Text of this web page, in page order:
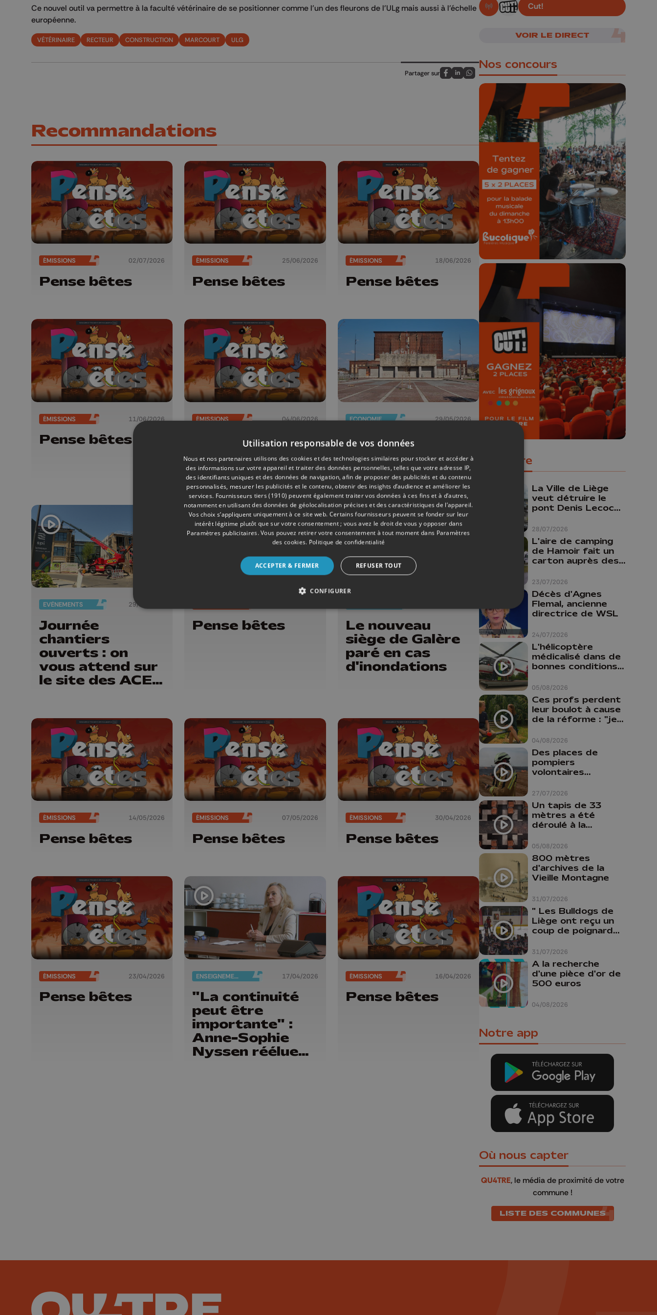
Ce nouvel outil va permettre à la faculté vétérinaire de se positionner comme l'un des fleurons de l'ULg mais aussi à l'échelle
européenne.
VÉTÉRINAIRE RECTEUR CONSTRUCTION MARCOURT ULG
Partager sur
Partagez sur FaceBook
Partagez sur LinkedIn
Partagez sur Whatsapp
Recommandations
ÉMISSIONS 02/07/2026
Pense bêtes
ÉMISSIONS 25/06/2026
Pense bêtes
ÉMISSIONS 18/06/2026
Pense bêtes
ÉMISSIONS 11/06/2026
Pense bêtes
ÉMISSIONS 04/06/2026
Pense bêtes
ECONOMIE 29/05/2026
La patinoire de
Liège n'est plus
à vendre
EVÈNEMENTS 29/05/2026
Journée
chantiers
ouverts : on
vous attend sur
le site des ACEC
Pense bêtes
Le nouveau
siège de Galère
paré en cas
d'inondations
ÉMISSIONS 14/05/2026
Pense bêtes
ÉMISSIONS 07/05/2026
Pense bêtes
ÉMISSIONS 30/04/2026
Pense bêtes
ÉMISSIONS 23/04/2026
Pense bêtes
ENSEIGNEMENT 17/04/2026
"La continuité
peut être
importante" :
Anne-Sophie
Nyssen réélue
ÉMISSIONS 16/04/2026
Pense bêtes
En live!
Cut!
VOIR LE DIRECT
Nos concours
🎁 Gagnez 5x2
places pour le
Bucolique Ferrières
Festival 🌿🎶
Concours valable jusqu'au 9 août,
23h59.
🎬 Concours CUT x
Les Grignoux ✨
Concours permanent - 2 places à
gagner chaque semaine !
Populaire
28/07/2026
La Ville de Liège
veut détruire le
pont Denis Lecocq
budget pour le
faire
23/07/2026
L'aire de camping
de Hamoir fait un
carton auprès des
24/07/2026
Décès d'Agnes
Flemal, ancienne
directrice de WSL
05/08/2026
L'hélicoptère
médicalisé dans de
bonnes conditions à
04/08/2026
Ces profs perdent
leur boulot à cause
de la réforme : "je
comme prof que
comme
pharmacienne"
27/07/2026
Des places de
pompiers
volontaires
province de Liège :
"Un citoyen qui
n'est formé ne
peut pas nous
aider"
05/08/2026
Un tapis de 33
mètres a été
déroulé à la
Liège
31/07/2026
800 mètres
d'archives de la
Vieille Montagne
31/07/2026
" Les Bulldogs de
Liège ont reçu un
coup de poignard
04/08/2026
A la recherche
d'une pièce d'or de
500 euros
Notre app
Où nous capter
QU4TRE, le média de proximité de votre
commune !
LISTE DES COMMUNES
Utilisation responsable de vos données
Nous et nos partenaires utilisons des cookies et des technologies similaires pour stocker et accéder à
des informations sur votre appareil et traiter des données personnelles, telles que votre adresse IP,
des identifiants uniques et des données de navigation, afin de proposer des publicités et du contenu
personnalisés, mesurer les publicités et le contenu, obtenir des insights d’audience et améliorer les
services. Fournisseurs tiers (1910) peuvent également traiter vos données à ces fins et à d’autres,
notamment en utilisant des données de géolocalisation précises et des caractéristiques de l’appareil.
Vos choix s’appliquent uniquement à ce site web. Certains fournisseurs peuvent se fonder sur leur
intérêt légitime plutôt que sur votre consentement ; vous avez le droit de vous y opposer dans
Paramètres publicitaires. Vous pouvez retirer votre consentement à tout moment dans Paramètres
des cookies. Politique de confidentialité
ACCEPTER & FERMER REFUSER TOUT
CONFIGURER